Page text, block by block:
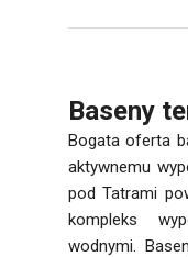
Baseny
Bogata oferta
aktywnemu
pod Tatrami
kompleks
wodnymi.